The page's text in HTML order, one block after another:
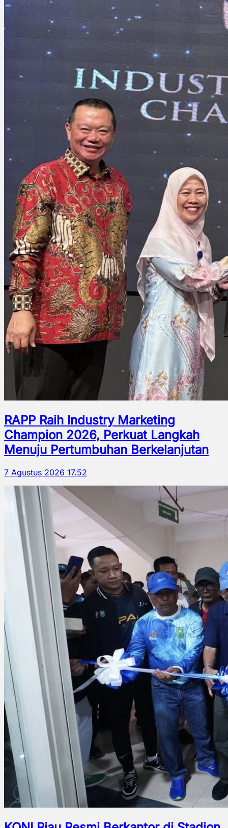
RAPP Raih Industry Marketing
Champion 2026, Perkuat Langkah
Menuju Pertumbuhan Berkelanjutan
7 Agustus 2026 17.52